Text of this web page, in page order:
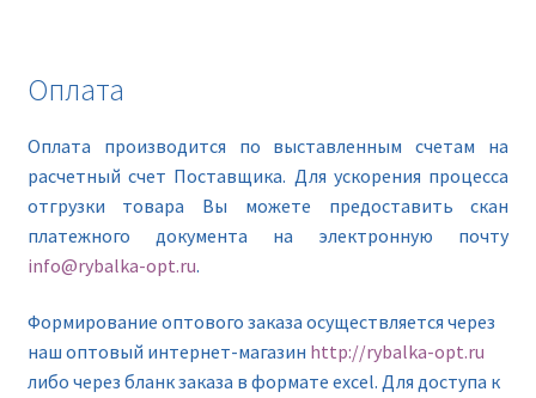
Оплата
Оплата производится по выставленным счетам на
расчетный счет Поставщика. Для ускорения процесса
отгрузки товара Вы можете предоставить скан
платежного документа на электронную почту
info@rybalka-opt.ru.
Формирование оптового заказа осуществляется через
наш оптовый интернет-магазин http://rybalka-opt.ru
либо через бланк заказа в формате excel. Для доступа к